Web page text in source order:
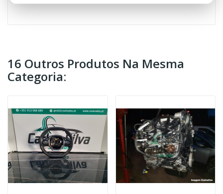
16 Outros Produtos Na Mesma
Categoria: